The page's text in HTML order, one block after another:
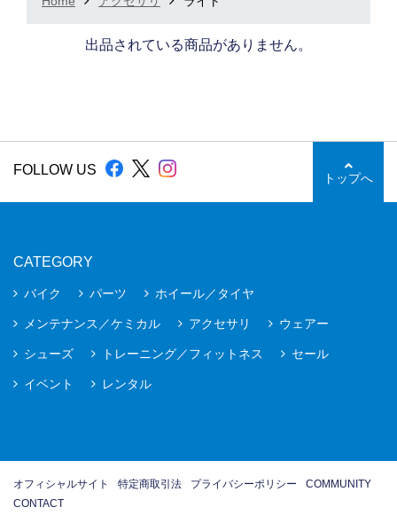
出品されている商品がありません。
FOLLOW US
トップへ
CATEGORY
バイク パーツ ホイール／タイヤ
メンテナンス／ケミカル アクセサリ ウェアー
シューズ トレーニング／フィットネス セール
イベント レンタル
オフィシャルサイト 特定商取引法 プライバシーポリシー
COMMUNITY
CONTACT